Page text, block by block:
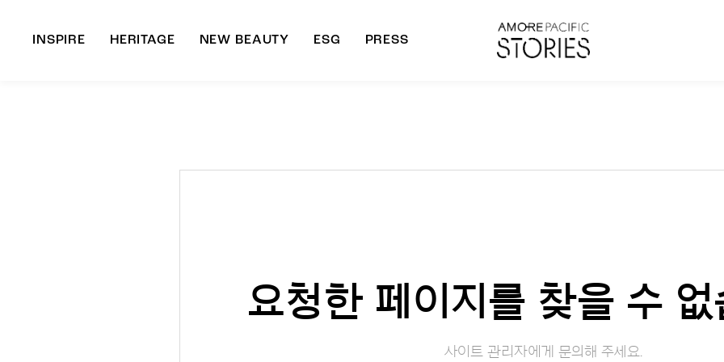
INSPIRE HERITAGE NEW BEAUTY ESG PRESS
요청한 페이지를 찾을 수 없
사이트 관리자에게 문의해 주세요.